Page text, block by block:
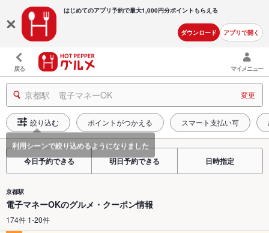
はじめてのアプリ予約で最大1,000円分ポイントもらえる
ダウンロード アプリで開く
戻る マイメニュー
京都駅 電子マネーOK 変更
絞り込む ポイントがつかえる スマート支払い可
今日予約できる 明日予約できる 日時指定
京都駅
電子マネーOKのグルメ・クーポン情報
174件 1-20件